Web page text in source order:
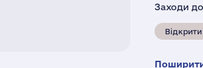
Заходи до
Поширити